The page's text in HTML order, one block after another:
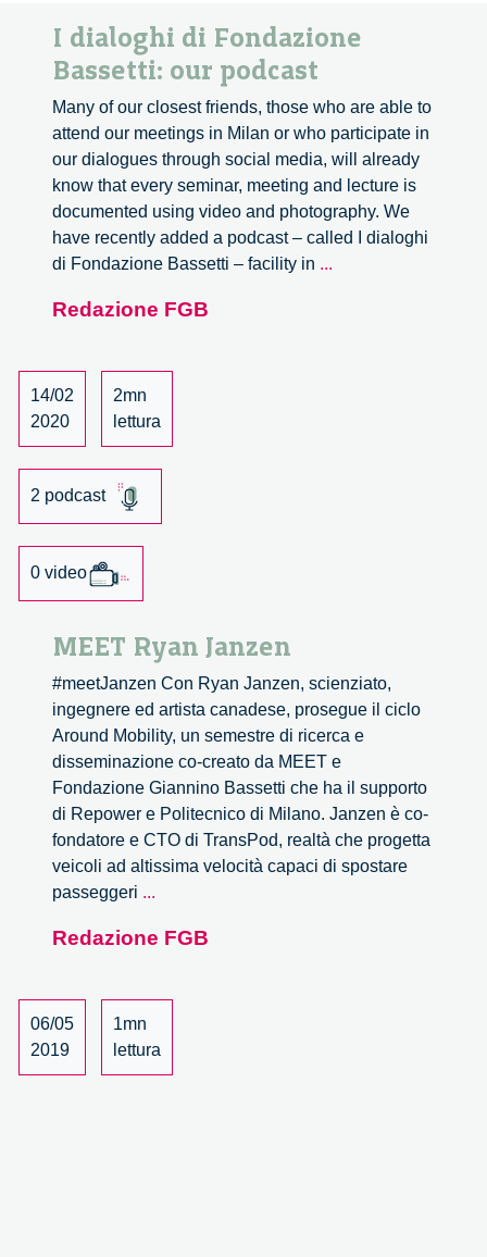
I dialoghi di Fondazione
Bassetti: our podcast
Many of our closest friends, those who are able to
attend our meetings in Milan or who participate in
our dialogues through social media, will already
know that every seminar, meeting and lecture is
documented using video and photography. We
have recently added a podcast – called I dialoghi
di Fondazione Bassetti – facility in ...
Redazione FGB
14/02
2020
2mn
lettura
2 podcast
0 video
MEET Ryan Janzen
#meetJanzen Con Ryan Janzen, scienziato,
ingegnere ed artista canadese, prosegue il ciclo
Around Mobility, un semestre di ricerca e
disseminazione co-creato da MEET e
Fondazione Giannino Bassetti che ha il supporto
di Repower e Politecnico di Milano. Janzen è co-
fondatore e CTO di TransPod, realtà che progetta
veicoli ad altissima velocità capaci di spostare
passeggeri ...
Janzen
Redazione FGB
06/05
2019
1mn
lettura